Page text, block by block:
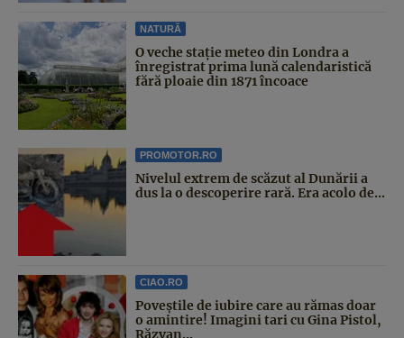
NATURĂ
O veche stație meteo din Londra a
înregistrat prima lună calendaristică
fără ploaie din 1871 încoace
PROMOTOR.RO
Nivelul extrem de scăzut al Dunării a
dus la o descoperire rară. Era acolo de...
CIAO.RO
Poveştile de iubire care au rămas doar
o amintire! Imagini tari cu Gina Pistol,
Răzvan...